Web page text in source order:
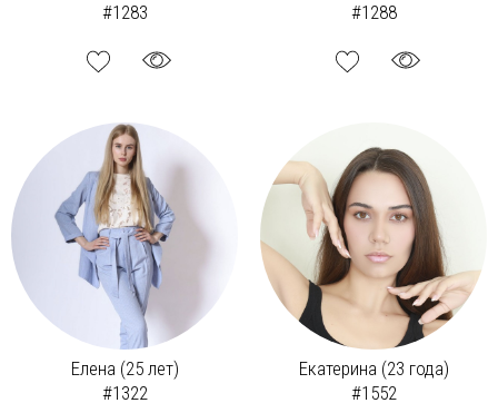
#1283
#1288
Елена (25 лет)
#1322
Екатерина (23 года)
#1552